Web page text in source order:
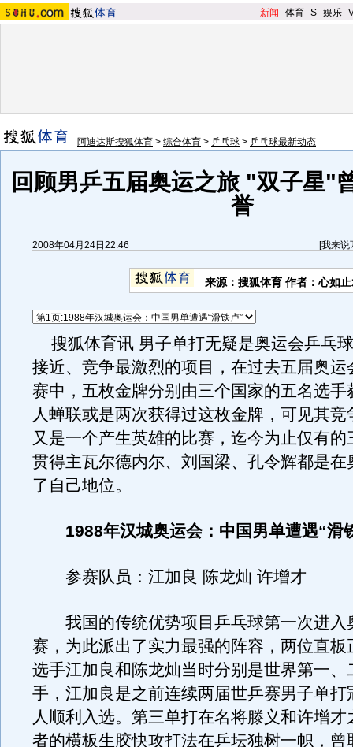
新闻 -体育-S-娱乐-
阿迪达斯搜狐体育 > 综合体育 > 乒乓球 > 乒乓球最新动态
回顾男乒五届奥运之旅 "双子星"
誉
2008年04月24日22:46 [我来说
来源：搜狐体育 作者：心如
搜狐体育讯 男子单打无疑是奥运会乒乓
接近、竞争最激烈的项目，在过去五届奥运
赛中，五枚金牌分别由三个国家的五名选手
人蝉联或是两次获得过这枚金牌，可见其竞
又是一个产生英雄的比赛，迄今为止仅有的
贯得主瓦尔德内尔、刘国梁、孔令辉都是在
了自己地位。
1988年汉城奥运会：中国男单遭遇“滑
参赛队员：江加良 陈龙灿 许增才
我国的传统优势项目乒乓球第一次进入
赛，为此派出了实力最强的阵容，两位直板
选手江加良和陈龙灿当时分别是世界第一、
手，江加良是之前连续两届世乒赛男子单打
人顺利入选。第三单打在名将滕义和许增才
者的横板生胶快攻打法在乒坛独树一帜，曾